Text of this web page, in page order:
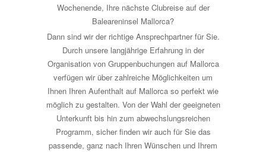
Wochenende, Ihre nächste Clubreise auf der
Baleareninsel Mallorca?
Dann sind wir der richtige Ansprechpartner für Sie.
Durch unsere langjährige Erfahrung in der
Organisation von Gruppenbuchungen auf Mallorca
verfügen wir über zahlreiche Möglichkeiten um
Ihnen Ihren Aufenthalt auf Mallorca so perfekt wie
möglich zu gestalten. Von der Wahl der geeigneten
Unterkunft bis hin zum abwechslungsreichen
Programm, sicher finden wir auch für Sie das
passende, ganz nach Ihren Wünschen und Ihrem